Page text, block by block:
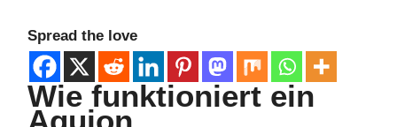
u
a
r
Spread the love
Wie funktioniert ein